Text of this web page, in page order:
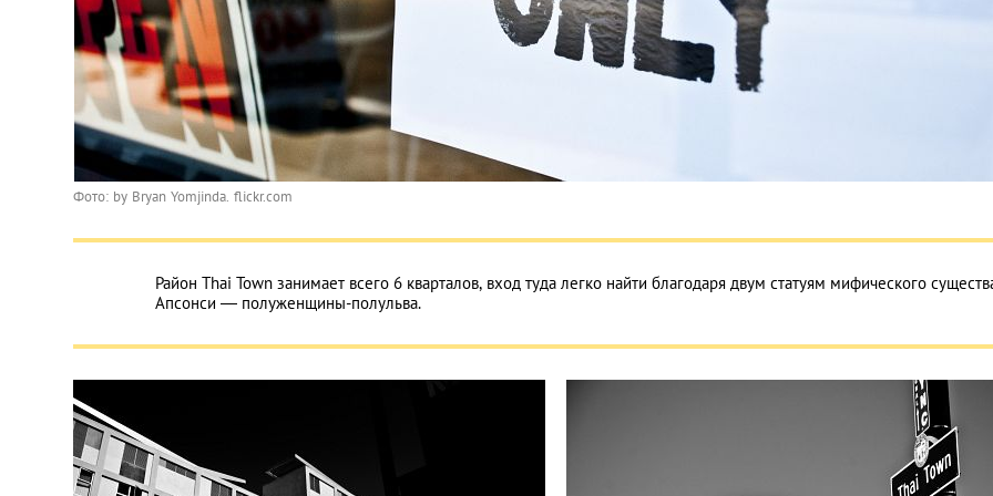
Фото: by Bryan Yomjinda. flickr.com
Район Thai Town занимает всего 6 кварталов, вход туда легко найти благодаря двум статуям мифического
Апсонси — полуженщины-полульва.